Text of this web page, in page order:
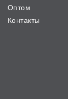
Оптом
Контакты